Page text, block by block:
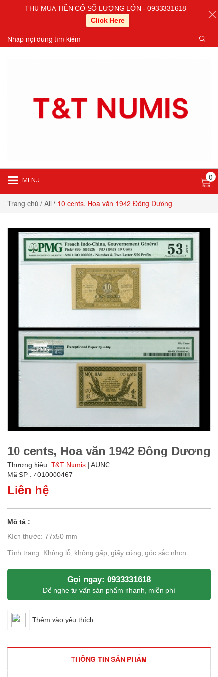
MENU 0
Trang chủ / All / 10 cents, Hoa văn 1942 Đông Dương
10 cents, Hoa văn 1942 Đông Dương
Thương hiệu: T&T Numis | AUNC
Mã SP : 4010000467
Liên hệ
Mô tả :
Kích thước: 77x50 mm
Tình trạng: Không lỗ, không gấp, giấy cứng, góc sắc nhọn
Gọi ngay: 0933331618
Để nghe tư vấn sản phẩm nhanh, miễn phí
Thêm vào yêu thích
THÔNG TIN SẢN PHẨM
THU MUA TIỀN CỔ SỐ LƯỢNG LỚN - 0933331618
Click Here